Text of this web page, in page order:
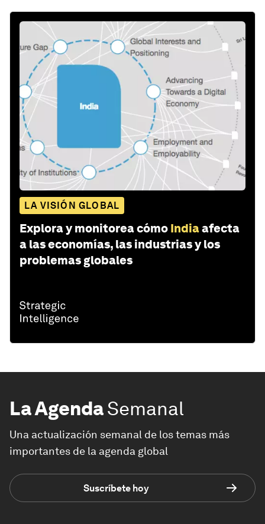
LA VISIÓN GLOBAL
Explora y monitorea cómo Indiaafecta
a las economías, las industrias y los
problemas globales
La AgendaSemanal
Una actualización semanal de los temas más
importantes de la agenda global
Suscríbete hoy